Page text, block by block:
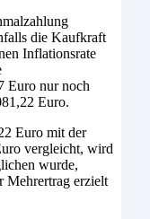
die Kaufkraft
Inflationsrate
Euro nur noch
Euro.
Euro mit der
vergleicht, wird
wurde,
Mehrertrag erzielt